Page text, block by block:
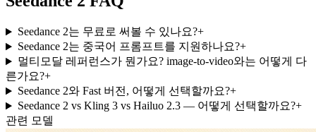
Seedance 2는 무료로 써볼 수 있나요?+
Seedance 2는 중국어 프롬프트를 지원하나요?+
멀티모달 레퍼런스가 뭔가요? image-to-video와는 어떻게 다
른가요?+
Seedance 2와 Fast 버전, 어떻게 선택할까요?+
Seedance 2 vs Kling 3 vs Hailuo 2.3 — 어떻게 선택할까요?+
관련 모델